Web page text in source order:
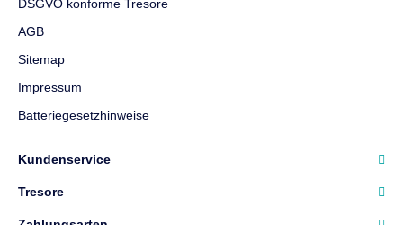
DSGVO konforme Tresore
AGB
Sitemap
Impressum
Batteriegesetzhinweise
Kundenservice
Tresore